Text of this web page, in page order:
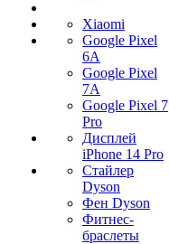
Xiaomi
Google Pixel
6A
Google Pixel
7А
Google Pixel 7
Pro
Дисплей
iPhone 14 Pro
Стайлер
Dyson
Фен Dyson
Фитнес-
браслеты